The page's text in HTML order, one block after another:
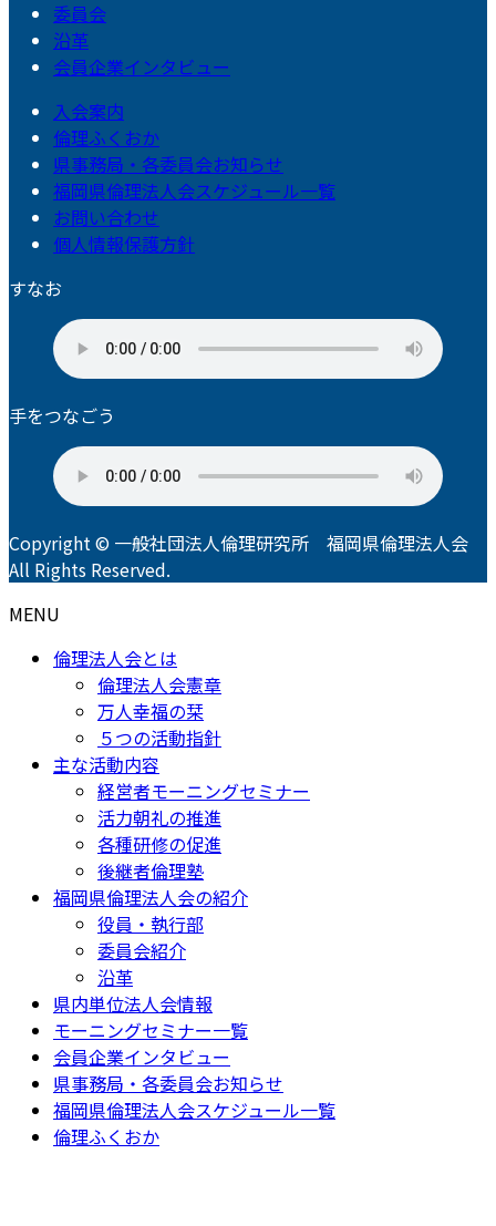
委員会
沿革
会員企業インタビュー
入会案内
倫理ふくおか
県事務局・各委員会お知らせ
福岡県倫理法人会スケジュール一覧
お問い合わせ
個人情報保護方針
すなお
手をつなごう
Copyright © 一般社団法人倫理研究所 福岡県倫理法人会
All Rights Reserved.
MENU
倫理法人会とは
倫理法人会憲章
万人幸福の栞
５つの活動指針
主な活動内容
経営者モーニングセミナー
活力朝礼の推進
各種研修の促進
後継者倫理塾
福岡県倫理法人会の紹介
役員・執行部
委員会紹介
沿革
県内単位法人会情報
モーニングセミナー一覧
会員企業インタビュー
県事務局・各委員会お知らせ
福岡県倫理法人会スケジュール一覧
倫理ふくおか